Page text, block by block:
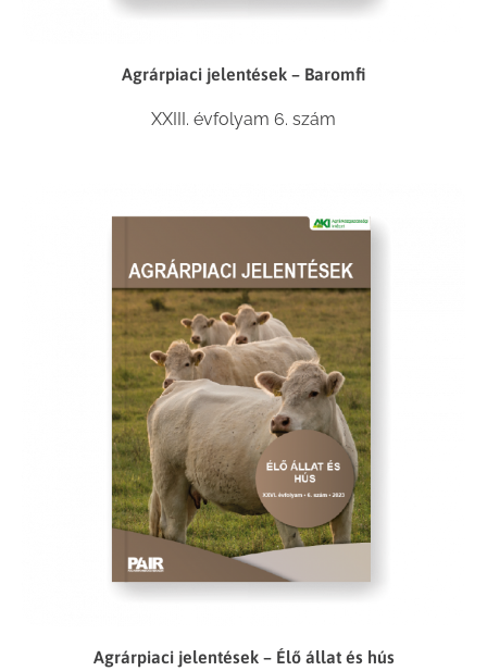
Agrárpiaci jelentések – Baromfi
XXIII. évfolyam 6. szám
Agrárpiaci jelentések – Élő állat és hús